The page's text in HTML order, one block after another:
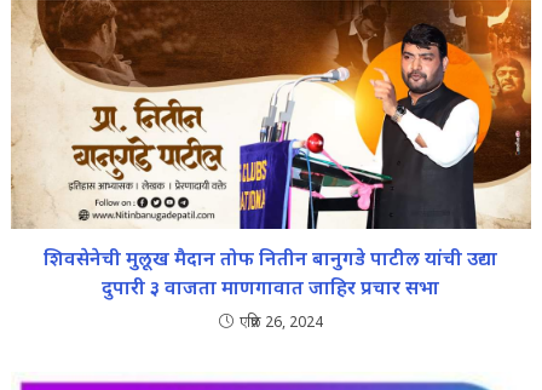
शिवसेनेची मुलूख मैदान तोफ नितीन बानुगडे पाटील यांची उद्या
दुपारी ३ वाजता माणगावात जाहिर प्रचार सभा
एप्रिल 26, 2024